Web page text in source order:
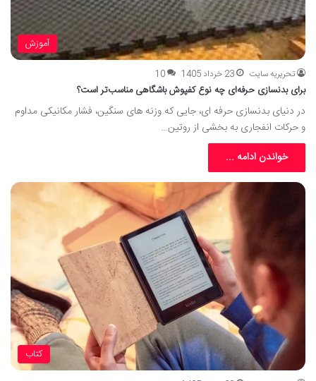
آموزش
تحریریه سایت 23 خرداد 1405 10
برای بدنسازی حرفه‌ای چه نوع کفپوش باشگاهی مناسب‌تر است؟
در دنیای بدنسازی حرفه ای، جایی که وزنه های سنگین، فشار مکانیکی مداوم
و حرکات انفجاری به بخشی از روتین…
خواندن ادامه ...
کتاب